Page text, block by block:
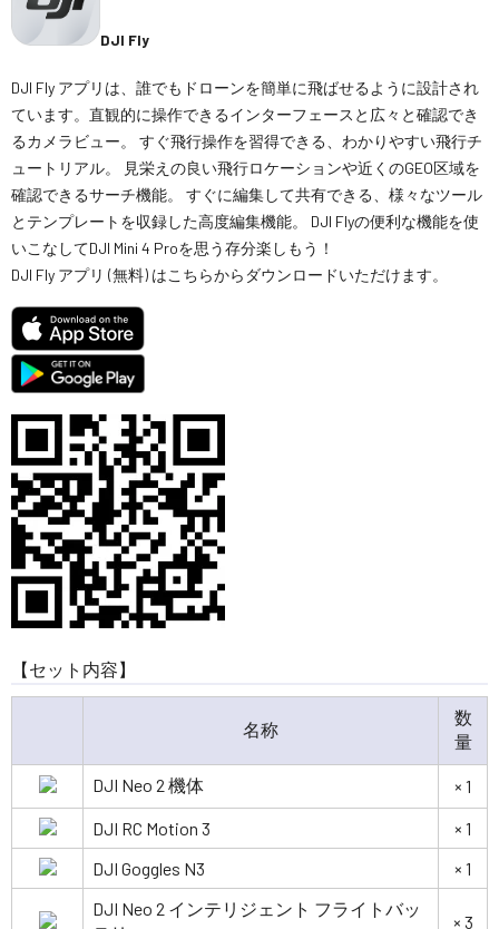
DJI Fly
DJI Fly アプリは、誰でもドローンを簡単に飛ばせるように設計され
ています。直観的に操作できるインターフェースと広々と確認でき
るカメラビュー。 すぐ飛行操作を習得できる、わかりやすい飛行チ
ュートリアル。 見栄えの良い飛行ロケーションや近くのGEO区域を
確認できるサーチ機能。 すぐに編集して共有できる、様々なツール
とテンプレートを収録した高度編集機能。 DJI Flyの便利な機能を使
いこなしてDJI Mini 4 Proを思う存分楽しもう！
DJI Fly アプリ (無料) はこちらからダウンロードいただけます。
【セット内容】
名称
数
量
DJI Neo 2 機体
× 1
DJI RC Motion 3
× 1
DJI Goggles N3
× 1
DJI Neo 2 インテリジェント フライトバッ
× 3